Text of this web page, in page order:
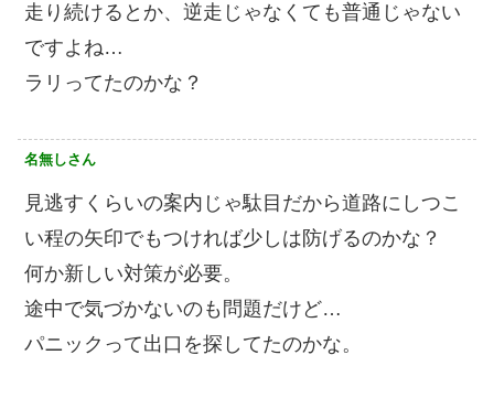
走り続けるとか、逆走じゃなくても普通じゃない
ですよね…
ラリってたのかな？
名無しさん
見逃すくらいの案内じゃ駄目だから道路にしつこ
い程の矢印でもつければ少しは防げるのかな？
何か新しい対策が必要。
途中で気づかないのも問題だけど…
パニックって出口を探してたのかな。